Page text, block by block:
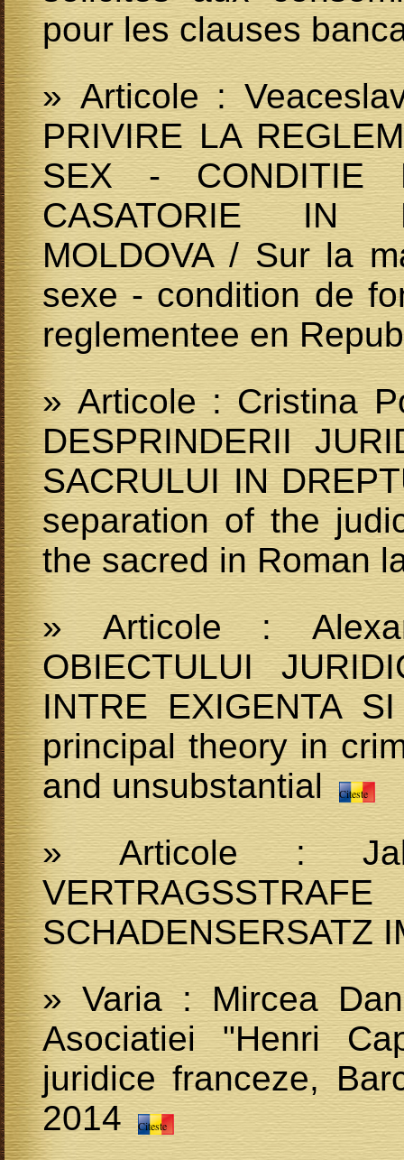
pour les clauses
» Articole :
PRIVIRE LA
SEX - CONDITIE
CASATORIE IN
MOLDOVA / Sur la
sexe - condition de
reglementee en
» Articole : Cristina
DESPRINDERII
SACRULUI IN
separation of the
the sacred in Roman
» Articole :
OBIECTULUI
INTRE EXIGENTA
principal theory in
and unsubstantial Citeste
» Articole :
SCHADENSERSATZ
» Varia : Mircea
Asociatiei "Henri
juridice franceze,
2014 Citeste